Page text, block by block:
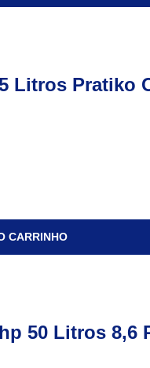
Litros Pratiko
CARRINHO
50 Litros 8,6